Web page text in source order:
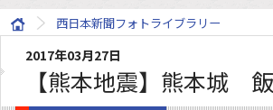
西日本新聞フォトライブラリー
2017年03月27日
【熊本地震】熊本城